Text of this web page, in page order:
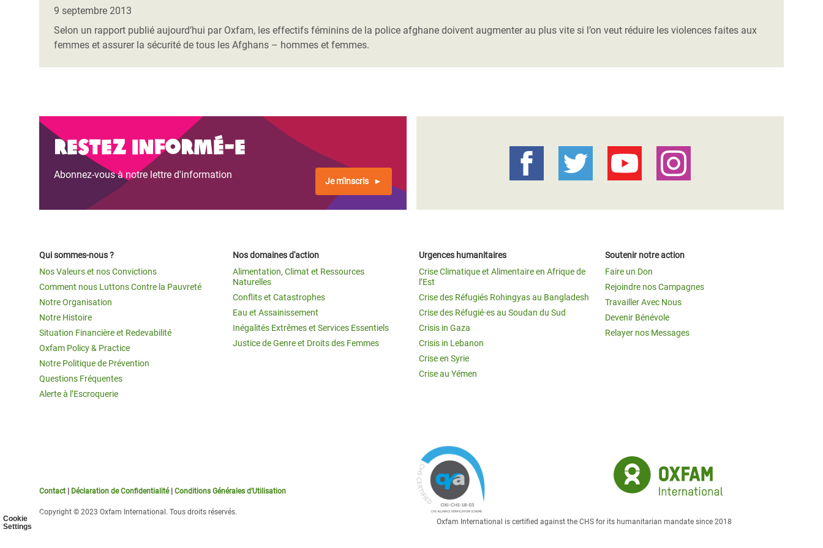
Cookie
Settings
Conflits et Catastrophes
Inégalités Extrêmes et
Alimentaire en Afrique de
l’Est
Crise au Yémen
Crise des Réfugié·es au
Soudan du Sud
#MonClimatMonAvenir
Mettons Fin à la Souffrance qui se Cache
9 septembre 2013
Selon un rapport publié aujourd’hui par Oxfam, les effectifs féminins de la police afghane doivent augmenter au plus vite si l’on veut réduire les violences faites aux
femmes et assurer la sécurité de tous les Afghans – hommes et femmes.
Restez informé-e
Abonnez-vous à notre lettre d'information
Je m'inscris
Qui sommes-nous ?
Nos Valeurs et nos Convictions
Comment nous Luttons Contre la Pauvreté
Notre Organisation
Notre Histoire
Situation Financière et Redevabilité
Oxfam Policy & Practice
Notre Politique de Prévention
Questions Fréquentes
Alerte à l’Escroquerie
Nos domaines d'action
Alimentation, Climat et Ressources
Naturelles
Conflits et Catastrophes
Eau et Assainissement
Inégalités Extrêmes et Services Essentiels
Justice de Genre et Droits des Femmes
Urgences humanitaires
Crise Climatique et Alimentaire en Afrique de
l’Est
Crise des Réfugiés Rohingyas au Bangladesh
Crise des Réfugié·es au Soudan du Sud
Crisis in Gaza
Crisis in Lebanon
Crise en Syrie
Crise au Yémen
Soutenir notre action
Faire un Don
Rejoindre nos Campagnes
Travailler Avec Nous
Devenir Bénévole
Relayer nos Messages
Contact Déclaration de Confidentialité| Conditions Générales d’Utilisation
Copyright © 2023 Oxfam International. Tous droits réservés.
Oxfam International is certified against the CHS for its humanitarian mandate since 2018